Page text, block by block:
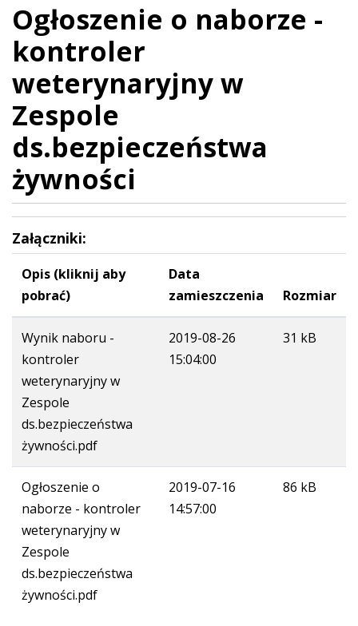
Ogłoszenie o naborze -
kontroler
weterynaryjny w
Zespole
ds.bezpieczeństwa
żywności
Załączniki:
Opis (kliknij aby
pobrać)
Data
zamieszczenia
Rozmiar
Wynik naboru -
kontroler
weterynaryjny w
Zespole
ds.bezpieczeństwa
żywności.pdf
2019-08-26
15:04:00
31 kB
Ogłoszenie o
naborze - kontroler
weterynaryjny w
Zespole
ds.bezpieczeństwa
żywności.pdf
2019-07-16
14:57:00
86 kB